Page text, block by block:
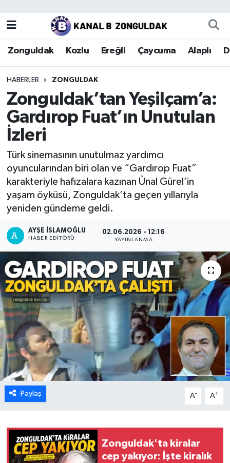
Zonguldak Kozlu Ereğli Çaycuma Alaplı
HABERLER ZONGULDAK
Zonguldak’tan Yeşilçam’a:
Gardırop Fuat’ın Unutulan
İzleri
Türk sinemasının unutulmaz yardımcı
oyuncularından biri olan ve “Gardırop Fuat”
karakteriyle hafızalara kazınan Ünal Gürel’in
yaşam öyküsü, Zonguldak’ta geçen yıllarıyla
yeniden gündeme geldi.
AYŞE İSLAMOĞLU
HABER EDITÖRÜ
02.06.2026 - 12:16
YAYINLANMA
Paylaş A- A+
Zonguldak'ta kiralar
cep yakıyor: İşte kiralık
Zonguldak
Kozlu
Çaycuma
Alaplı
Devrek
Gökçebey
Spor
Ulusal
Zonguldak Nöbetçi Eczaneler
Zonguldak Hava Durumu
Zonguldak Trafik Yoğunluk Haritası
Puan Durumu ve Fikstür
Tüm Manşetler
Son Dakika Haberleri
Haber Arşivi